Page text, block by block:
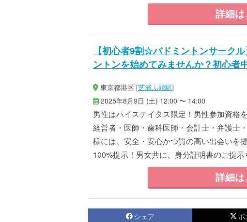
詳細
【初心者9割☆バドミントンサーク
ントンを始めてみませんか？初心者
東京都港区 [芝浦ふ頭駅]
2025年8月9日 (土) 12:00 〜 14:00
男性はハイステイタス限定！男性参加資格
経営者・医師・歯科医師・会計士・弁護士
様には、安全・安心かつ質の高い出会いを
100%提示！男女共に、身分証明書のご提
詳細
シェア ポ